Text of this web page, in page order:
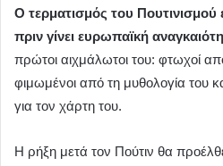
Ο τερματισμός του Πουτινισμού
πριν γίνει ευρωπαϊκή
πρώτοι αιχμάλωτοι του: φτωχοί
φιμωμένοι από τη μυθολογία του
για τον χάρτη του.
Η ρήξη μετά τον Πούτιν θα